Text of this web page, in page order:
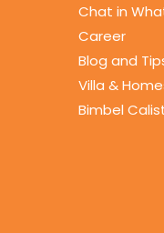
Chat in
Career
Blog and
Villa &
Bimbel